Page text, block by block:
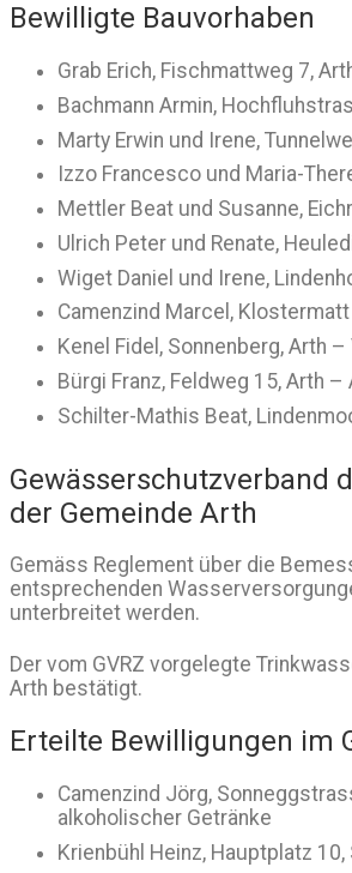
Bewilligte Bauvorhaben
Grab Erich, Fischmattweg 7,
Bachmann Armin,
Marty Erwin und Irene,
Izzo Francesco und Maria-
Mettler Beat und Susanne,
Ulrich Peter und Renate,
Wiget Daniel und Irene,
Camenzind Marcel,
Kenel Fidel, Sonnenberg, Arth
Bürgi Franz, Feldweg 15, Arth
Schilter-Mathis Beat,
Gewässerschutzverband
der Gemeinde Arth
Gemäss Reglement über die
entsprechenden
unterbreitet werden.
Der vom GVRZ vorgelegte
Arth bestätigt.
Erteilte Bewilligungen im
Camenzind Jörg,
alkoholischer Getränke
Krienbühl Heinz, Hauptplatz